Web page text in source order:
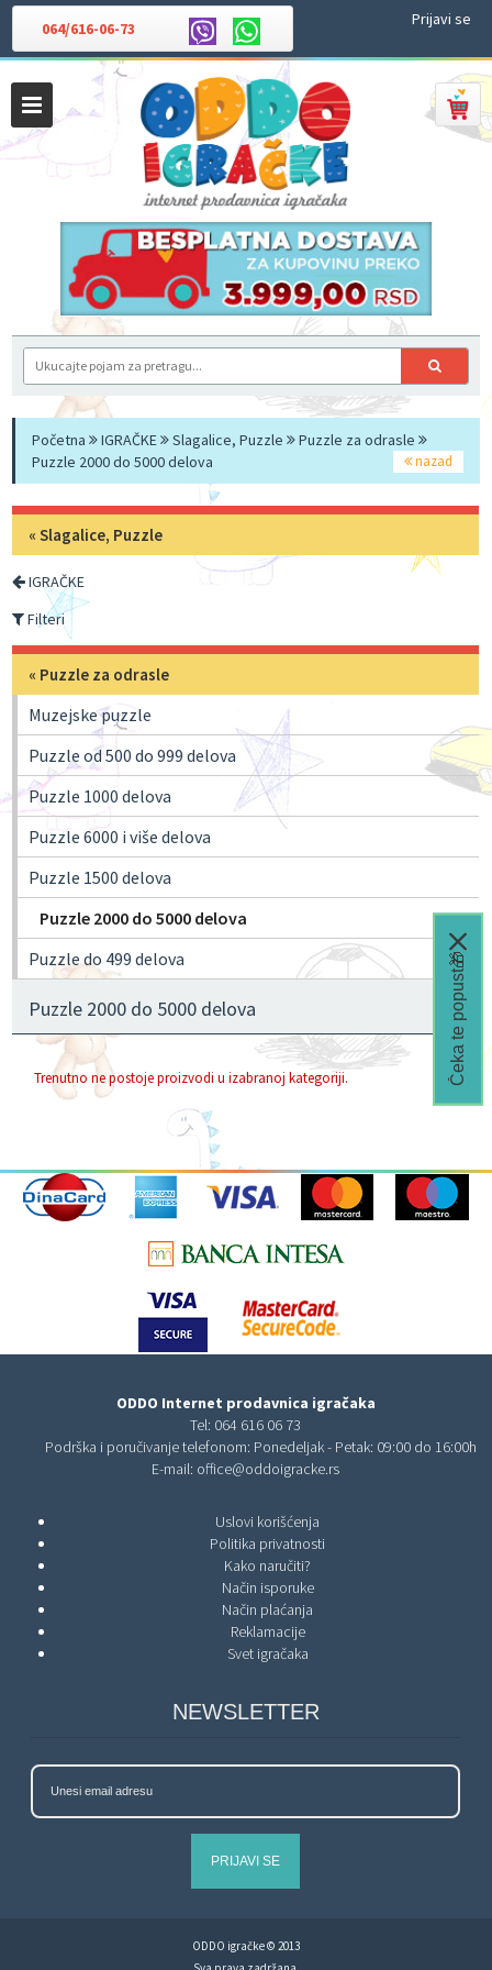
064/616-06-73 Prijavi se
Početna IGRAČKE Slagalice, Puzzle
Puzzle za odrasle
Puzzle 2000 do 5000 delova
nazad
«Slagalice, Puzzle
IGRAČKE
Filteri
« Puzzle za odrasle
Muzejske puzzle
Puzzle od 500 do 999 delova
Puzzle 1000 delova
Puzzle 6000 i više delova
Puzzle 1500 delova
Puzzle 2000 do 5000 delova
Puzzle do 499 delova
Puzzle 2000 do 5000 delova
Trenutno ne postoje proizvodi u izabranoj kategoriji.
ODDO Internet prodavnica igračaka
Tel: 064 616 06 73
Podrška i poručivanje telefonom: Ponedeljak - Petak: 09:00 do 16:00h
E-mail: office@oddoigracke.rs
Uslovi korišćenja
Politika privatnosti
Kako naručiti?
Način isporuke
Način plaćanja
Reklamacije
Svet igračaka
NEWSLETTER
PRIJAVI SE
ODDO igračke © 2013
Čeka te popust🎁